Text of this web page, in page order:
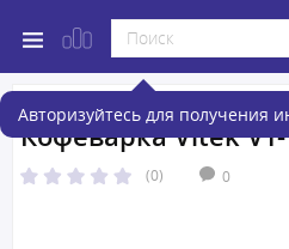
Авторизуйтесь для получения
Кофеварка Vitek
(0) 0